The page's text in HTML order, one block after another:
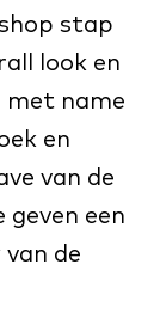
stap
look en
met name
en
van de
een
de